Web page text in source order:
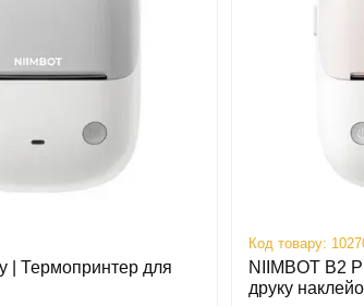
| Термопринтер для
Код товару:
NIIMBOT B2
друку